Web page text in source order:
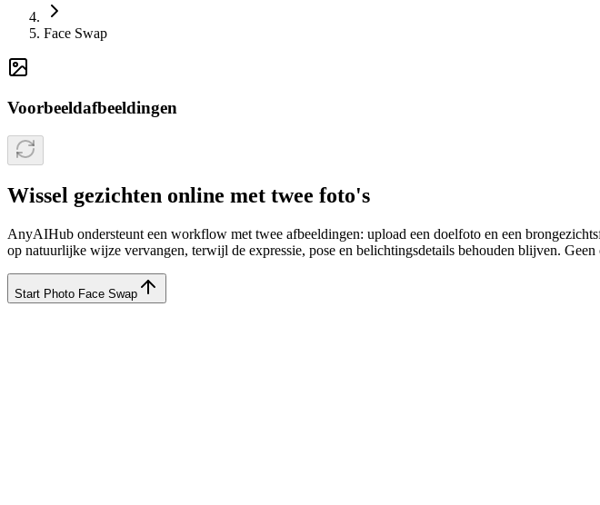
Face Swap
Voorbeeldafbeeldingen
Wissel gezichten online met twee foto's
AnyAIHub ondersteunt een workflow met twee afbeeldingen: upload een doelfoto en een
op natuurlijke wijze vervangen, terwijl de expressie, pose en belichtingsdetails behouden blijven.
Start Photo Face Swap